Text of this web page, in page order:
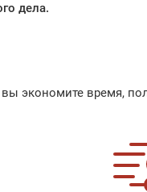
дела.
экономите время,